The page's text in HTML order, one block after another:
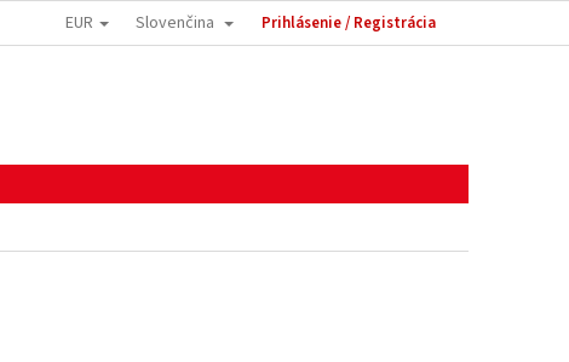
EUR Slovenčina Prihlásenie / Registrácia